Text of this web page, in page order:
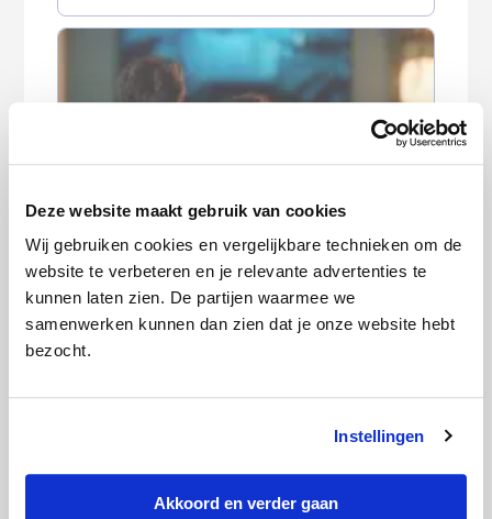
Deze website maakt gebruik van cookies
Wij gebruiken cookies en vergelijkbare technieken om de
website te verbeteren en je relevante advertenties te
kunnen laten zien. De partijen waarmee we
samenwerken kunnen dan zien dat je onze website hebt
bezocht.
Instellingen
Akkoord en verder gaan
abonnement in augustus 2026
Goedkoopste energieleverancier